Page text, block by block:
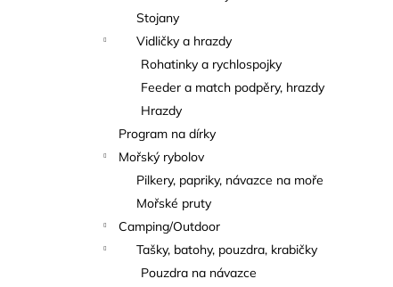
Stojany
Vidličky a hrazdy
Rohatinky a rychlospojky
Feeder a match podpěry, hrazdy
Hrazdy
Program na dírky
Mořský rybolov
Pilkery, papriky, návazce na moře
Mořské pruty
Camping/Outdoor
Tašky, batohy, pouzdra, krabičky
Pouzdra na návazce